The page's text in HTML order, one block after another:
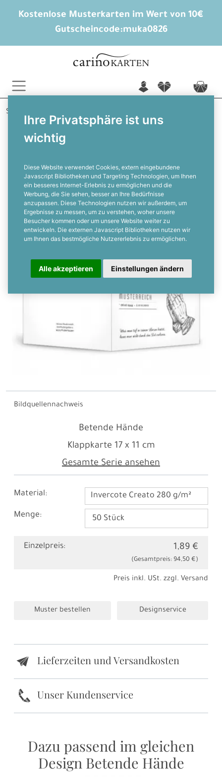
Kostenlose Musterkarten im Wert von 10€
Gutscheincode:muka0826
Ihre Privatsphäre ist uns
wichtig
Diese Website verwendet Cookies, extern eingebundene
Javascript Bibliotheken und Targeting Technologien, um Ihnen
ein besseres Internet-Erlebnis zu ermöglichen und die
Werbung, die Sie sehen, besser an Ihre Bedürfnisse
anzupassen. Diese Technologien nutzen wir außerdem, um
Ergebnisse zu messen, um zu verstehen, woher unsere
Besucher kommen oder um unsere Website weiter zu
entwickeln. Die externen Javascript Bibliotheken nutzen wir
um Ihnen das bestmögliche Nutzererlebnis zu ermöglichen.
Alle akzeptieren Einstellungen ändern
n f c
Startseite
Bildquellennachweis
Trauerkarte mit betenden Händen
Betende Hände
Gesamte Serie ansehen
Klappkarte 17 x 11 cm
Material: Invercote Creato 280 g/m²
Menge:
Einzelpreis: 1,89 €
(Gesamtpreis: 94,50 €)
Preis inkl. USt. zzgl. Versand
Muster bestellen Designservice
e Lieferzeiten und Versandkosten
k Unser Kundenservice
Dazu passend im gleichen
Design Betende Hände